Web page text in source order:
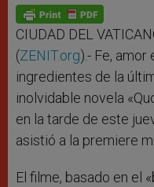
p
p
g
e
r
o
k
CIUDAD DEL
(ZENIT.org).- Fe,
ingredientes de la
inolvidable novela
en la tarde de este
asistió a la premiere
El filme, basado en el